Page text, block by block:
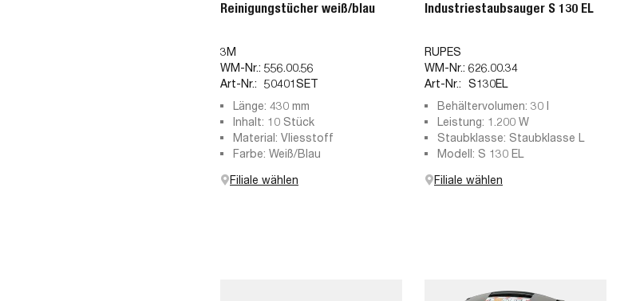
Reinigungstücher weiß/blau
3M
WM-Nr.: 556.00.56
Art-Nr.: 50401SET
Länge: 430 mm
Inhalt: 10 Stück
Material: Vliesstoff
Farbe: Weiß/Blau
Filiale wählen
Industriestaubsauger S 130 EL
RUPES
WM-Nr.: 626.00.34
Art-Nr.: S130EL
Behältervolumen: 30 l
Leistung: 1.200 W
Staubklasse: Staubklasse L
Modell: S 130 EL
Filiale wählen